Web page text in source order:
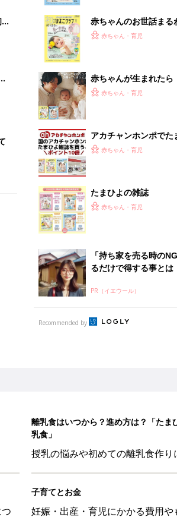
赤ちゃんのお世話まる
てのひよこクラブ 夏号
赤ちゃん・育児
赤ちゃんが生まれたら
ひよ」
赤ちゃん・育児
アカチャンホンポでた
うとポイント10倍【期
赤ちゃん・育児
たまひよの雑誌
赤ちゃん・育児
「持ち家を売る時の
るだけで得する事とは
PR（イエウール）
Recommended by
離乳食はいつから？進め方は？「たま
乳食」
授乳の悩みや初めての離乳食作り
子育てとお金
妊娠・出産・育児にかかる費用や